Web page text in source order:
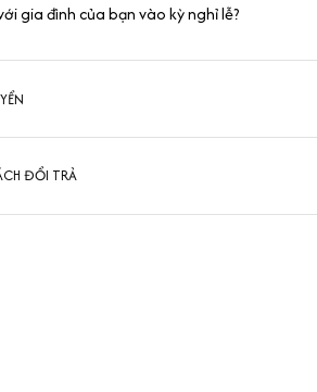
gia đình của bạn vào kỳ nghỉ lễ?
ĐỔI TRẢ